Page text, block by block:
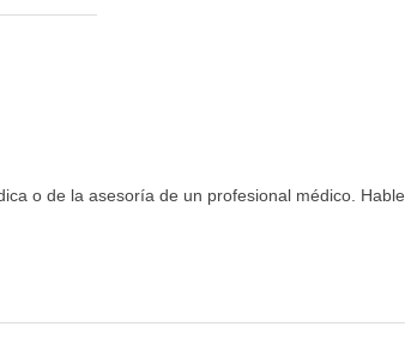
o de la asesoría de un profesional médico. Hable